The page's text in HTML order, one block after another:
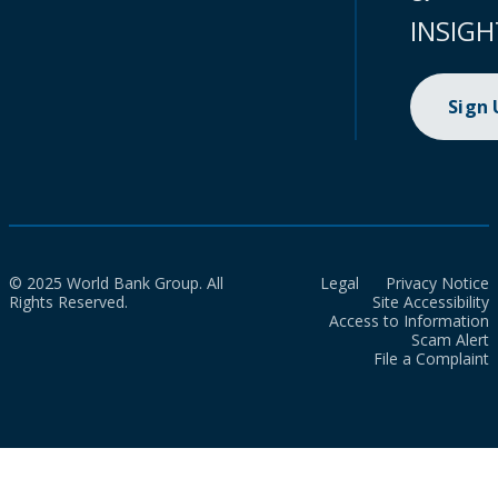
Sign
© 2025 World Bank Group. All
Rights Reserved.
Legal
Privacy Notice
Site Accessibility
Access to Information
Scam Alert
File a Complaint